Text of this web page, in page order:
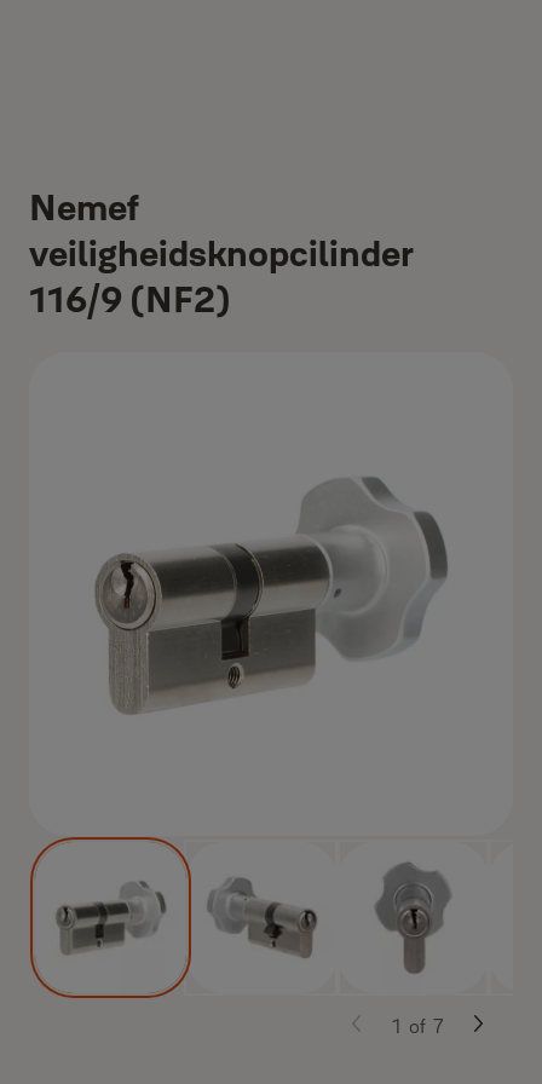
Nemef
veiligheidsknopcilinder
116/9 (NF2)
1 of 7